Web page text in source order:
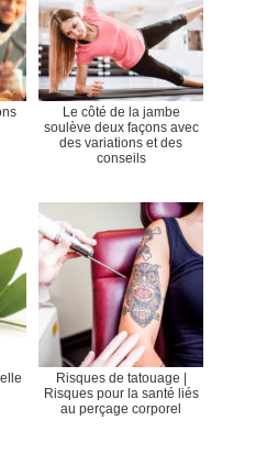
Le côté de la jambe
soulève deux façons avec
des variations et des
conseils
Risques de tatouage |
Risques pour la santé liés
au perçage corporel